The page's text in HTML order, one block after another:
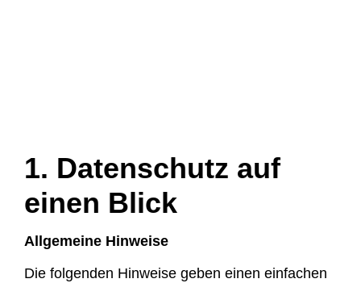
1. Datenschutz auf
einen Blick
Allgemeine Hinweise
Die folgenden Hinweise geben einen einfachen